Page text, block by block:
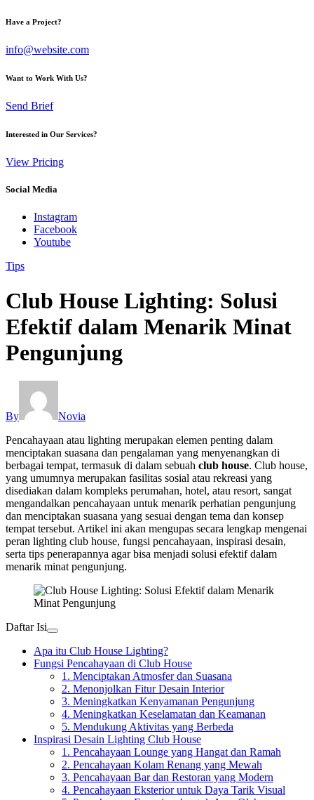
Have a Project?
info@website.com
Want to Work With Us?
Send Brief
Interested in Our Services?
View Pricing
Social Media
Instagram
Facebook
Youtube
Tips
Club House Lighting: Solusi
Efektif dalam Menarik Minat
Pengunjung
By
Novia
Pencahayaan atau lighting merupakan elemen penting dalam
menciptakan suasana dan pengalaman yang menyenangkan di
berbagai tempat, termasuk di dalam sebuah club house. Club house,
yang umumnya merupakan fasilitas sosial atau rekreasi yang
disediakan dalam kompleks perumahan, hotel, atau resort, sangat
mengandalkan pencahayaan untuk menarik perhatian pengunjung
dan menciptakan suasana yang sesuai dengan tema dan konsep
tempat tersebut. Artikel ini akan mengupas secara lengkap mengenai
peran lighting club house, fungsi pencahayaan, inspirasi desain,
serta tips penerapannya agar bisa menjadi solusi efektif dalam
menarik minat pengunjung.
Daftar Isi
Apa itu Club House Lighting?
Fungsi Pencahayaan di Club House
1. Menciptakan Atmosfer dan Suasana
2. Menonjolkan Fitur Desain Interior
3. Meningkatkan Kenyamanan Pengunjung
4. Meningkatkan Keselamatan dan Keamanan
5. Mendukung Aktivitas yang Berbeda
Inspirasi Desain Lighting Club House
1. Pencahayaan Lounge yang Hangat dan Ramah
2. Pencahayaan Kolam Renang yang Mewah
3. Pencahayaan Bar dan Restoran yang Modern
4. Pencahayaan Eksterior untuk Daya Tarik Visual